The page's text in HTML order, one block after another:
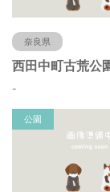
奈良県
-
公園